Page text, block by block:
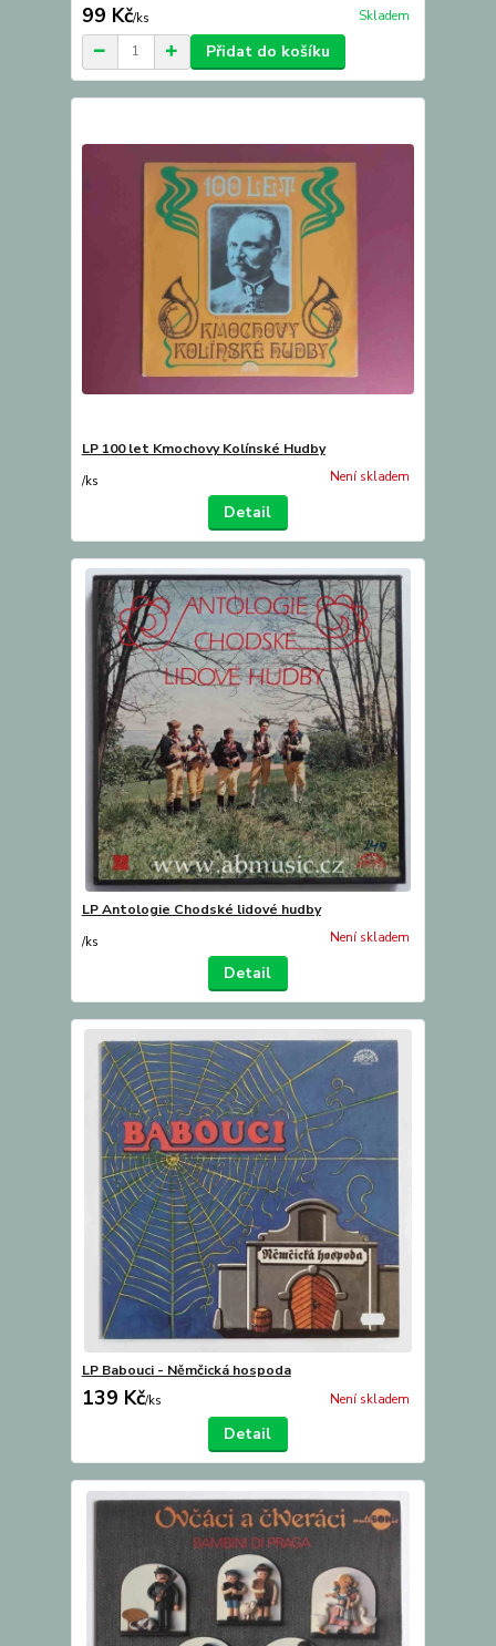
99 Kč/ks Skladem
Přidat do košíku
LP 100 let Kmochovy Kolínské Hudby
/ks Není skladem
Detail
LP Antologie Chodské lidové hudby
/ks Není skladem
Detail
LP Babouci - Němčická hospoda
139 Kč/ks Není skladem
Detail